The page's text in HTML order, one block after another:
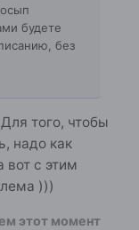
будете
без
того, чтобы
надо как
с этим
)))
этот момент